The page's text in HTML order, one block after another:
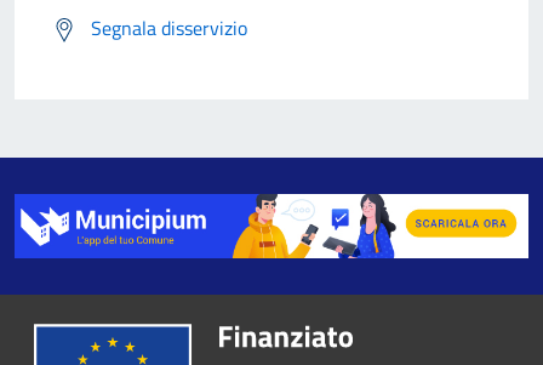
Segnala disservizio